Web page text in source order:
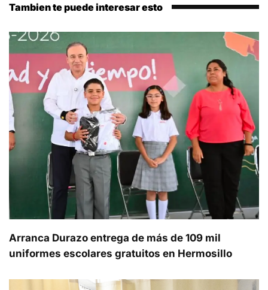
Tambien te puede interesar esto
Arranca Durazo entrega de más de 109 mil
uniformes escolares gratuitos en Hermosillo